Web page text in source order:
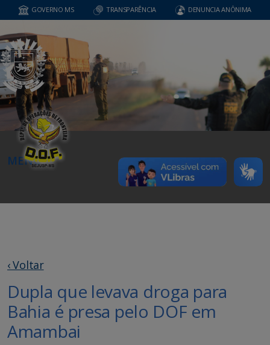
GOVERNO MS TRANSPARÊNCIA DENUNCIA ANÔNIMA
MENU
‹ Voltar
Dupla que levava droga para
Bahia é presa pelo DOF em
Amambai